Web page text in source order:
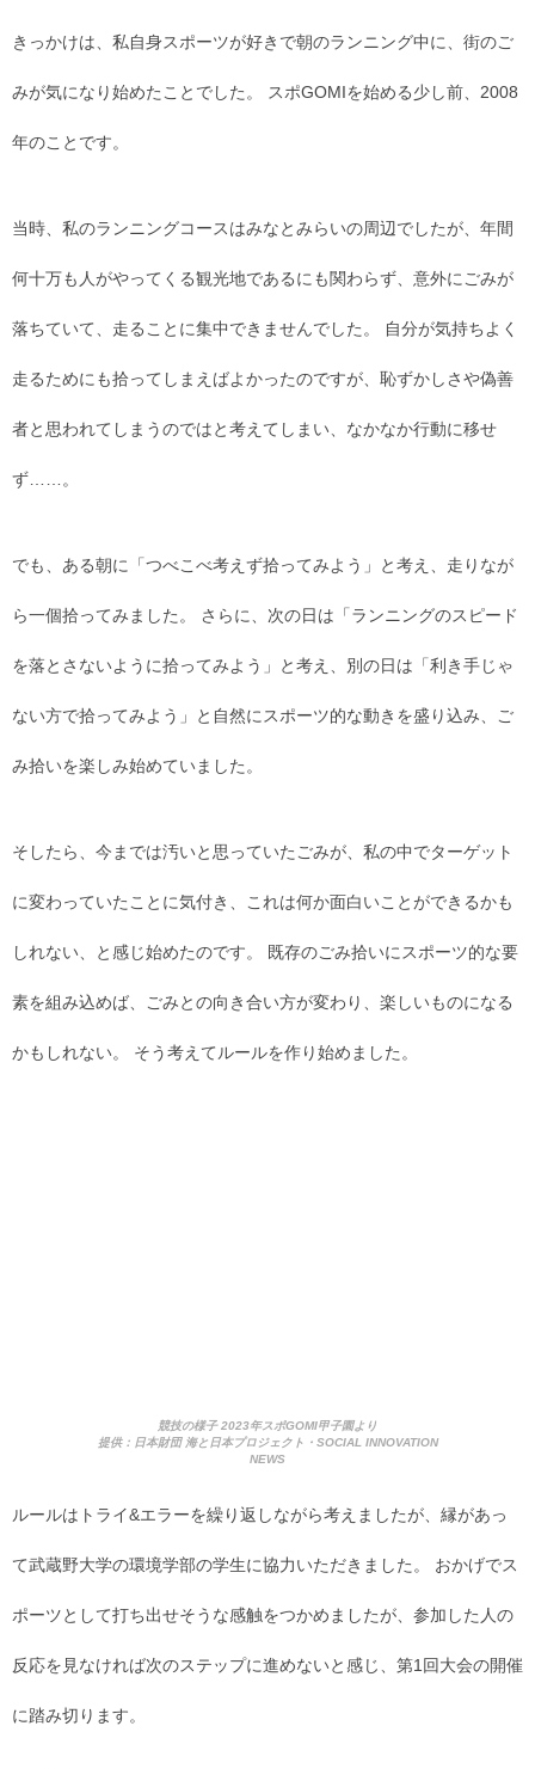
きっかけは、私自身スポーツが好きで朝のランニング中に、街のご
みが気になり始めたことでした。 スポGOMIを始める少し前、2008
年のことです。
当時、私のランニングコースはみなとみらいの周辺でしたが、年間
何十万も人がやってくる観光地であるにも関わらず、意外にごみが
落ちていて、走ることに集中できませんでした。 自分が気持ちよく
走るためにも拾ってしまえばよかったのですが、恥ずかしさや偽善
者と思われてしまうのではと考えてしまい、なかなか行動に移せ
ず……。
でも、ある朝に「つべこべ考えず拾ってみよう」と考え、走りなが
ら一個拾ってみました。 さらに、次の日は「ランニングのスピード
を落とさないように拾ってみよう」と考え、別の日は「利き手じゃ
ない方で拾ってみよう」と自然にスポーツ的な動きを盛り込み、ご
み拾いを楽しみ始めていました。
そしたら、今までは汚いと思っていたごみが、私の中でターゲット
に変わっていたことに気付き、これは何か面白いことができるかも
しれない、と感じ始めたのです。 既存のごみ拾いにスポーツ的な要
素を組み込めば、ごみとの向き合い方が変わり、楽しいものになる
かもしれない。 そう考えてルールを作り始めました。
競技の様子 2023年スポGOMI甲子園より
提供：日本財団 海と日本プロジェクト・SOCIAL INNOVATION
NEWS
ルールはトライ&エラーを繰り返しながら考えましたが、縁があっ
て武蔵野大学の環境学部の学生に協力いただきました。 おかげでス
ポーツとして打ち出せそうな感触をつかめましたが、参加した人の
反応を見なければ次のステップに進めないと感じ、第1回大会の開催
に踏み切ります。